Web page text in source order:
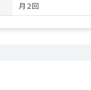
月２回